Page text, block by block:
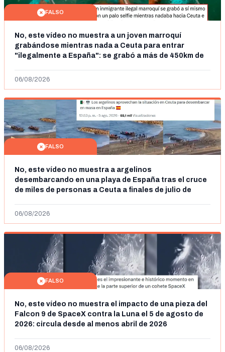
FALSO
No, este vídeo no muestra a un joven marroquí
grabándose mientras nada a Ceuta para entrar
"ilegalmente a España": se grabó a más de 450km de
06/08/2026
FALSO
No, este vídeo no muestra a argelinos
desembarcando en una playa de España tras el cruce
de miles de personas a Ceuta a finales de julio de
06/08/2026
FALSO
No, este vídeo no muestra el impacto de una pieza del
Falcon 9 de SpaceX contra la Luna el 5 de agosto de
2026: circula desde al menos abril de 2026
06/08/2026